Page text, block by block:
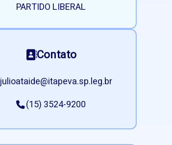
PARTIDO LIBERAL
Contato
julioataide@itapeva.sp.leg.br
(15) 3524-9200